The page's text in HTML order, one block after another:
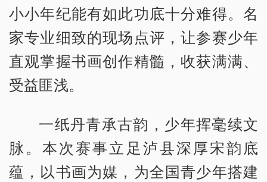
小小年纪能有如此功底十分难得。名
家专业细致的现场点评，让参赛少年
直观掌握书画创作精髓，收获满满、
受益匪浅。
一纸丹青承古韵，少年挥毫续文
脉。本次赛事立足泸县深厚宋韵底
蕴，以书画为媒，为全国青少年搭建